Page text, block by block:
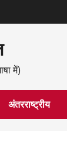
में)
अंतरराष्ट्रीय